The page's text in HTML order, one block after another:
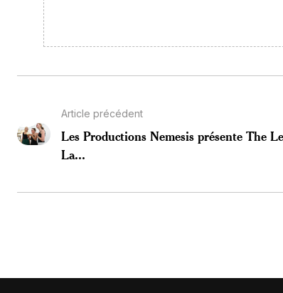
Article précédent
Les Productions Nemesis présente The
La...